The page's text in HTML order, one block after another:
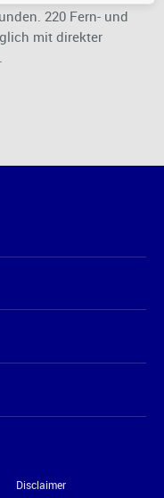
220 Fern- und
mit direkter
Disclaimer